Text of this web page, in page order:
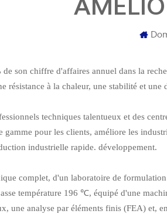
de son chiffre d'affaires annuel dans la
résistance à la chaleur, une stabilité et
techniques talentueux et des
gamme pour les clients, améliore les
industrielle rapide. développement.
complet, d'un laboratoire de
température 196 ℃, équipé d'une
une analyse par éléments finis (FEA) et,